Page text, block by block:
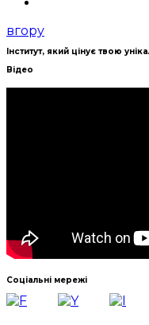
вгору
Інститут, який цінує твою
Відео
Соціальні мережі